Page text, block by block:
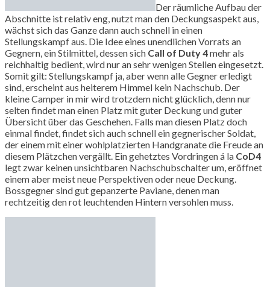
Der räumliche Aufbau der
Abschnitte ist relativ eng, nutzt man den Deckungsaspekt aus,
wächst sich das Ganze dann auch schnell in einen
Stellungskampf aus. Die Idee eines unendlichen Vorrats an
Gegnern, ein Stilmittel, dessen sich Call of Duty 4mehr als
reichhaltig bedient, wird nur an sehr wenigen Stellen eingesetzt.
Somit gilt: Stellungskampf ja, aber wenn alle Gegner erledigt
sind, erscheint aus heiterem Himmel kein Nachschub. Der
kleine Camper in mir wird trotzdem nicht glücklich, denn nur
selten findet man einen Platz mit guter Deckung und guter
Übersicht über das Geschehen. Falls man diesen Platz doch
einmal findet, findet sich auch schnell ein gegnerischer Soldat,
der einem mit einer wohlplatzierten Handgranate die Freude an
diesem Plätzchen vergällt. Ein gehetztes Vordringen á la CoD4
legt zwar keinen unsichtbaren Nachschubschalter um, eröffnet
einem aber meist neue Perspektiven oder neue Deckung.
Bossgegner sind gut gepanzerte Paviane, denen man
rechtzeitig den rot leuchtenden Hintern versohlen muss.